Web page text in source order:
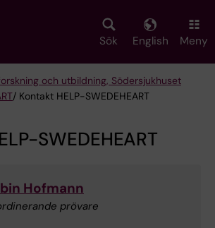
Sök English Meny
och utbildning, Södersjukhuset
/ Kontakt HELP-SWEDEHEART
SWEDEHEART
Hofmann
prövare